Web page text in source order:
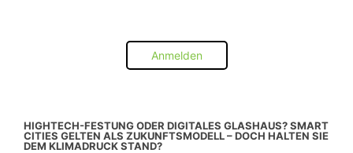
Anmelden
HIGHTECH-FESTUNG ODER DIGITALES GLASHAUS? SMART
CITIES GELTEN ALS ZUKUNFTSMODELL – DOCH HALTEN SIE
DEM KLIMADRUCK STAND?